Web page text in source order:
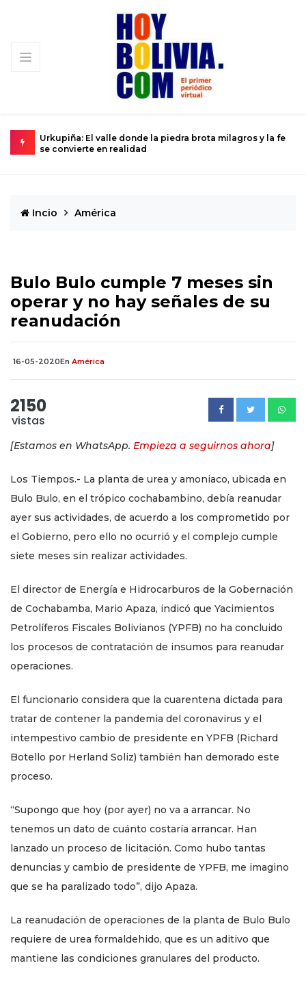
piedra brota milagros y la fe
La ciencia se prepara para el
Incio América
Bulo Bulo cumple 7 meses sin
operar y no hay señales de su
reanudación
16-05-2020En América
2150
vistas
[Estamos en WhatsApp. Empieza a seguirnos ahora]
Los Tiempos.- La planta de urea y amoniaco, ubicada en
Bulo Bulo, en el trópico cochabambino, debía reanudar
ayer sus actividades, de acuerdo a los comprometido por
el Gobierno, pero ello no ocurrió y el complejo cumple
siete meses sin realizar actividades.
El director de Energía e Hidrocarburos de la Gobernación
de Cochabamba, Mario Apaza, indicó que Yacimientos
Petrolíferos Fiscales Bolivianos (YPFB) no ha concluido
los procesos de contratación de insumos para reanudar
operaciones.
El funcionario considera que la cuarentena dictada para
tratar de contener la pandemia del coronavirus y el
intempestivo cambio de presidente en YPFB (Richard
Botello por Herland Soliz) también han demorado este
proceso.
“Supongo que hoy (por ayer) no va a arrancar. No
tenemos un dato de cuánto costaría arrancar. Han
lanzado un proceso de licitación. Como hubo tantas
denuncias y cambio de presidente de YPFB, me imagino
que se ha paralizado todo”, dijo Apaza.
La reanudación de operaciones de la planta de Bulo Bulo
requiere de urea formaldehido, que es un aditivo que
mantiene las condiciones granulares del producto.